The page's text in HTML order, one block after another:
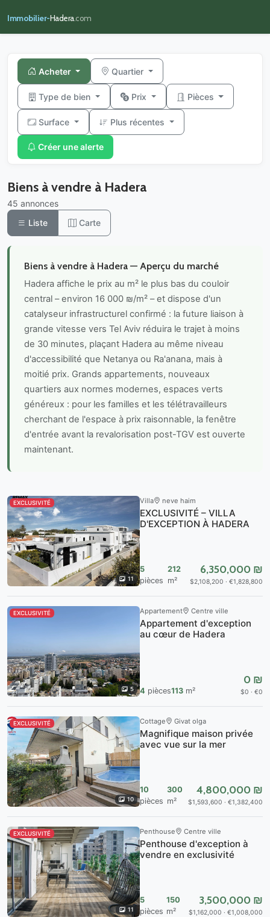
Immobilier-Hadera.com
Acheter Quartier
Type de bien Prix Pièces
Surface Plus récentes
Créer une alerte
Biens à vendre à Hadera
45 annonces
Liste
Carte
Biens à vendre à Hadera — Aperçu du marché
Hadera affiche le prix au m² le plus bas du couloir
central – environ 16 000 ₪/m² – et dispose d'un
catalyseur infrastructurel confirmé : la future liaison à
grande vitesse vers Tel Aviv réduira le trajet à moins
de 30 minutes, plaçant Hadera au même niveau
d'accessibilité que Netanya ou Ra'anana, mais à
moitié prix. Grands appartements, nouveaux
quartiers aux normes modernes, espaces verts
généreux : pour les familles et les télétravailleurs
cherchant de l'espace à prix raisonnable, la fenêtre
d'entrée avant la revalorisation post-TGV est ouverte
maintenant.
EXCLUSIVITÉ
11
Villa neve haim
EXCLUSIVITÉ – VILLA
D'EXCEPTION À HADERA
5
pièces
212
m²
6,350,000 ₪
$2,108,200 · €1,828,800
EXCLUSIVITÉ
5
Appartement Centre ville
Appartement d'exception
au cœur de Hadera
4 pièces113 m²
0 ₪
$0 · €0
EXCLUSIVITÉ
10
Cottage Givat olga
Magnifique maison privée
avec vue sur la mer
10
pièces
300
m²
4,800,000 ₪
$1,593,600 · €1,382,400
EXCLUSIVITÉ
11
Penthouse Centre ville
Penthouse d'exception à
vendre en exclusivité
5
pièces
150
m²
3,500,000 ₪
$1,162,000 · €1,008,000